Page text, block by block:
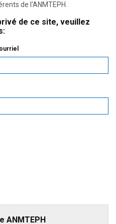
de l'ANMTEPH.
de ce site, veuillez
ANMTEPH